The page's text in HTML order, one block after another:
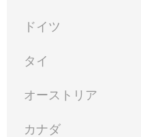
ドイツ
タイ
オーストリア
カナダ